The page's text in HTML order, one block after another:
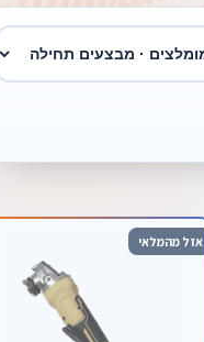
אזל מהמלאי